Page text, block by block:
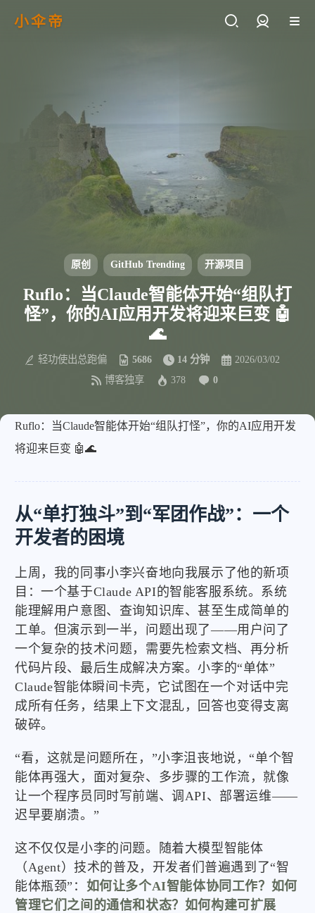
小伞帝
原创 GitHub Trending 开源项目
Ruflo：当Claude智能体开始“组队打
怪”，你的AI应用开发将迎来巨变 🤖
🌊
轻功使出总跑偏 5686 14 分钟
2026/03/02
博客独享
378 0
Ruflo：当Claude智能体开始“组队打怪”，你的AI应用开发
将迎来巨变 🤖🌊
从“单打独斗”到“军团作战”：一个
开发者的困境
上周，我的同事小李兴奋地向我展示了他的新项
目：一个基于Claude API的智能客服系统。系统
能理解用户意图、查询知识库、甚至生成简单的
工单。但演示到一半，问题出现了——用户问了
一个复杂的技术问题，需要先检索文档、再分析
代码片段、最后生成解决方案。小李的“单体”
Claude智能体瞬间卡壳，它试图在一个对话中完
成所有任务，结果上下文混乱，回答也变得支离
破碎。
“看，这就是问题所在，”小李沮丧地说，“单个智
能体再强大，面对复杂、多步骤的工作流，就像
让一个程序员同时写前端、调API、部署运维——
迟早要崩溃。”
这不仅仅是小李的问题。随着大模型智能体
（Agent）技术的普及，开发者们普遍遇到了“智
能体瓶颈”： 如何让多个AI智能体协同工作？如何
管理它们之间的通信和状态？如何构建可扩展